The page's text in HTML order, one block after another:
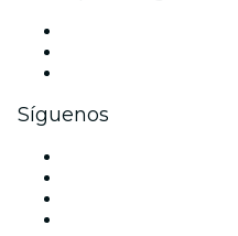
Síguenos